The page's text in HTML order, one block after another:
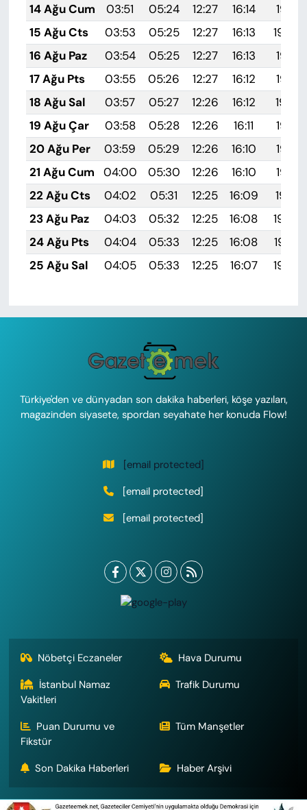
14 Ağu Cum
03:51 05:24 12:27 16:14
19:21
15 Ağu Cts
03:53 05:25 12:27 16:13
19:20
16 Ağu Paz
03:54 05:25 12:27 16:13
19:18
17 Ağu Pts
03:55 05:26 12:27 16:12
19:17
18 Ağu Sal
03:57 05:27 12:26 16:12
19:16
19 Ağu Çar
03:58 05:28 12:26 16:11
19:14
20 Ağu Per
03:59 05:29 12:26 16:10
19:13
21 Ağu Cum
04:00 05:30 12:26 16:10
19:12
22 Ağu Cts
04:02 05:31 12:25 16:09
19:10
23 Ağu Paz
04:03 05:32 12:25 16:08
19:09
24 Ağu Pts
04:04 05:33 12:25 16:08
19:07
25 Ağu Sal
04:05 05:33 12:25 16:07 19:06
Türkiye'den ve dünyadan son dakika haberleri, köşe yazıları,
magazinden siyasete, spordan seyahate her konuda Flow!
[email protected]
[email protected]
[email protected]
Nöbetçi Eczaneler
Hava Durumu
İstanbul Namaz
Vakitleri
Trafik Durumu
Puan Durumu ve
Fikstür
Tüm Manşetler
Son Dakika Haberleri Haber Arşivi